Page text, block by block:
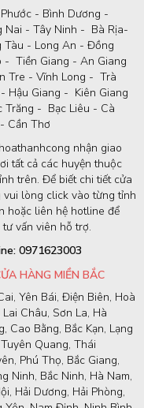
- Bình Dương -
Nai - Tây Ninh - Bà Rịa-
Tàu - Long An - Đồng
- Tiền Giang - An Giang
Tre - Vĩnh Long - Trà
Hậu Giang - Kiên Giang
Trăng - Bạc Liêu - Cà
Cần Thơ
nhận giao
tất cả các huyện thuộc
trên. Để biết chi tiết cửa
vui lòng click vào từng tỉnh
hoặc liên hệ hotline để
vấn viên hỗ trợ.
0971623003
HÀNG MIỀN BẮC
Yên Bái, Điện Biên, Hoà
Lai Châu, Sơn La, Hà
Cao Bằng, Bắc Kạn, Lạng
Quang, Thái
Phú Thọ, Bắc Giang,
Ninh, Bắc Ninh, Hà Nam,
Hải Dương, Hải Phòng,